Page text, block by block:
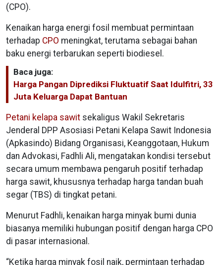
(CPO).
Kenaikan harga energi fosil membuat permintaan
terhadap CPO meningkat, terutama sebagai bahan
baku energi terbarukan seperti biodiesel.
Baca juga:
Harga Pangan Diprediksi Fluktuatif Saat Idulfitri, 33
Juta Keluarga Dapat Bantuan
Petani kelapa sawit sekaligus Wakil Sekretaris
Jenderal DPP Asosiasi Petani Kelapa Sawit Indonesia
(Apkasindo) Bidang Organisasi, Keanggotaan, Hukum
dan Advokasi, Fadhli Ali, mengatakan kondisi tersebut
secara umum membawa pengaruh positif terhadap
harga sawit, khususnya terhadap harga tandan buah
segar (TBS) di tingkat petani.
Menurut Fadhli, kenaikan harga minyak bumi dunia
biasanya memiliki hubungan positif dengan harga CPO
di pasar internasional.
“Ketika harga minyak fosil naik, permintaan terhadap